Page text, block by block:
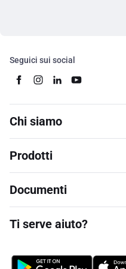
Seguici sui social
Chi siamo
Prodotti
Documenti
Ti serve aiuto?